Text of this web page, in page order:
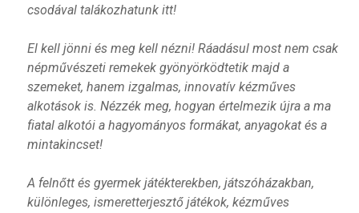
csodával talákozhatunk itt!
El kell jönni és meg kell nézni! Ráadásul most nem csak
népművészeti remekek gyönyörködtetik majd a
szemeket, hanem izgalmas, innovatív kézműves
alkotások is. Nézzék meg, hogyan értelmezik újra a ma
fiatal alkotói a hagyományos formákat, anyagokat és a
mintakincset!
A felnőtt és gyermek játékterekben, játszóházakban,
különleges, ismeretterjesztő játékok, kézműves